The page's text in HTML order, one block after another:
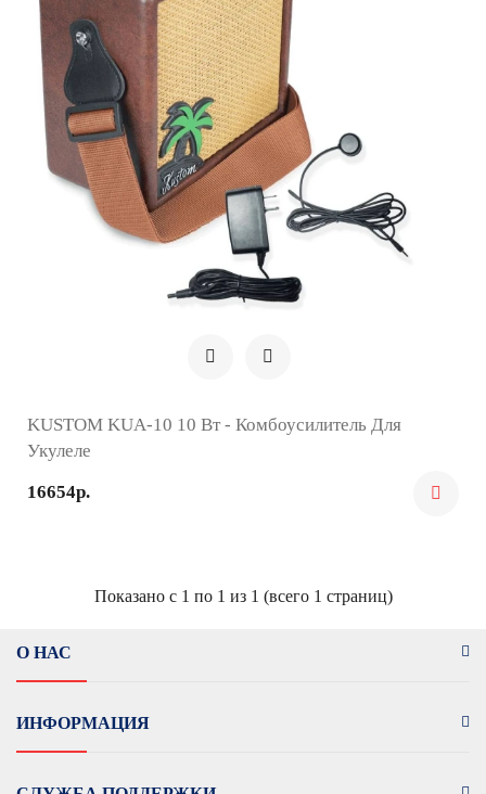
KUSTOM KUA-10 10 Вт - Комбоусилитель Для
Укулеле
16654р.
Показано с 1 по 1 из 1 (всего 1 страниц)
О НАС
ИНФОРМАЦИЯ